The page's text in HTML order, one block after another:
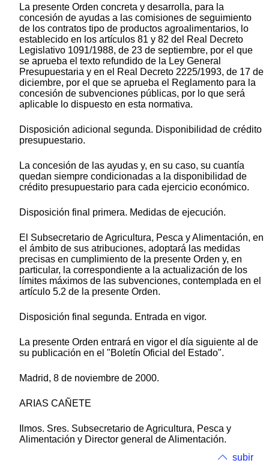
La presente Orden concreta y desarrolla, para la
concesión de ayudas a las comisiones de seguimiento
de los contratos tipo de productos agroalimentarios, lo
establecido en los artículos 81 y 82 del Real Decreto
Legislativo 1091/1988, de 23 de septiembre, por el que
se aprueba el texto refundido de la Ley General
Presupuestaria y en el Real Decreto 2225/1993, de 17 de
diciembre, por el que se aprueba el Reglamento para la
concesión de subvenciones públicas, por lo que será
aplicable lo dispuesto en esta normativa.
Disposición adicional segunda. Disponibilidad de crédito
presupuestario.
La concesión de las ayudas y, en su caso, su cuantía
quedan siempre condicionadas a la disponibilidad de
crédito presupuestario para cada ejercicio económico.
Disposición final primera. Medidas de ejecución.
El Subsecretario de Agricultura, Pesca y Alimentación, en
el ámbito de sus atribuciones, adoptará las medidas
precisas en cumplimiento de la presente Orden y, en
particular, la correspondiente a la actualización de los
límites máximos de las subvenciones, contemplada en el
artículo 5.2 de la presente Orden.
Disposición final segunda. Entrada en vigor.
La presente Orden entrará en vigor el día siguiente al de
su publicación en el "Boletín Oficial del Estado".
Madrid, 8 de noviembre de 2000.
ARIAS CAÑETE
Ilmos. Sres. Subsecretario de Agricultura, Pesca y
Alimentación y Director general de Alimentación.
subir